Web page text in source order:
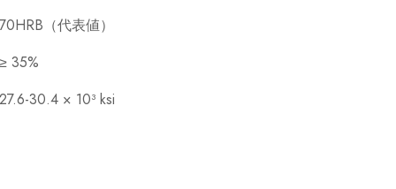
70HRB（代表値）
≥ 35%
27.6-30.4 × 10³ ksi